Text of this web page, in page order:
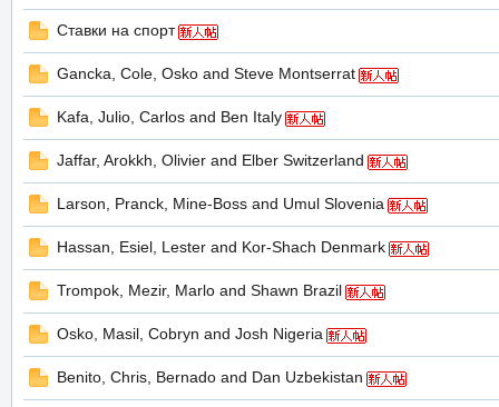
Ставки на спорт
Gancka, Cole, Osko and Steve Montserrat
Kafa, Julio, Carlos and Ben Italy
Jaffar, Arokkh, Olivier and Elber Switzerland
Larson, Pranck, Mine-Boss and Umul Slovenia
Hassan, Esiel, Lester and Kor-Shach Denmark
Trompok, Mezir, Marlo and Shawn Brazil
Osko, Masil, Cobryn and Josh Nigeria
Benito, Chris, Bernado and Dan Uzbekistan